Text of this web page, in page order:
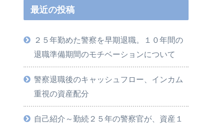
最近の投稿
２５年勤めた警察を早期退職。１０年間の
退職準備期間のモチベーションについて
警察退職後のキャッシュフロー、インカム
重視の資産配分
自己紹介～勤続２５年の警察官が、資産１